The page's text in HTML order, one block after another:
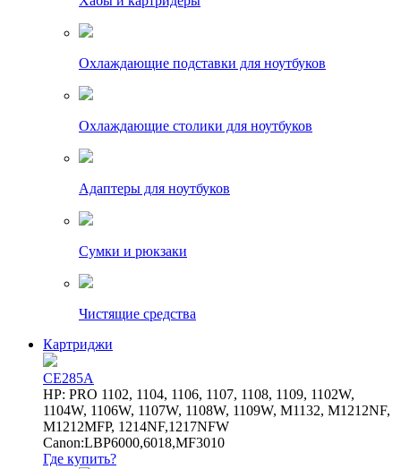
Охлаждающие подставки для ноутбуков
Охлаждающие столики для ноутбуков
Адаптеры для ноутбуков
Сумки и рюкзаки
Чистящие средства
Картриджи
CE285A
HP: PRO 1102, 1104, 1106, 1107, 1108, 1109, 1102W,
1104W, 1106W, 1107W, 1108W, 1109W, M1132, M1212NF,
M1212MFP, 1214NF,1217NFW
Canon:LBP6000,6018,MF3010
Где купить?